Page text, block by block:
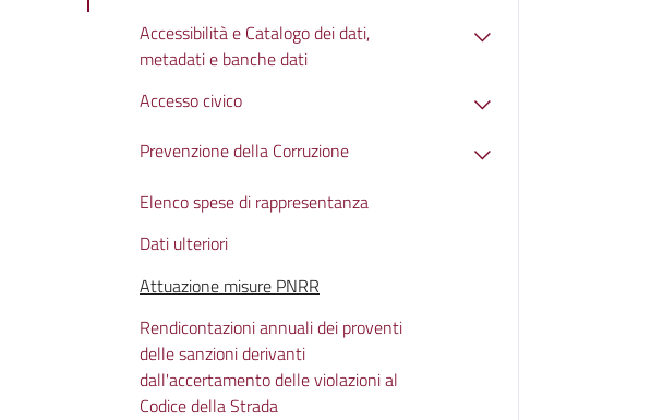
Accessibilità e Catalogo dei dati,
metadati e banche dati
Accesso civico
Prevenzione della Corruzione
Elenco spese di rappresentanza
Dati ulteriori
Attuazione misure PNRR
Rendicontazioni annuali dei proventi
delle sanzioni derivanti
dall'accertamento delle violazioni al
Codice della Strada